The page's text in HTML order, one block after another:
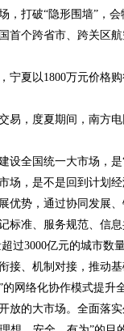
，打破“隐形围墙”，
首个跨省市、跨关区
宁夏以1800万元价格
易，度夏期间，南方
设全国统一大市场，
场，是不是回到计划经
优势，通过协同发展
标准、服务规范、信
过3000亿元的城市数
接、机制对接，推动
网络化协作模式提升
放的大市场。全面落